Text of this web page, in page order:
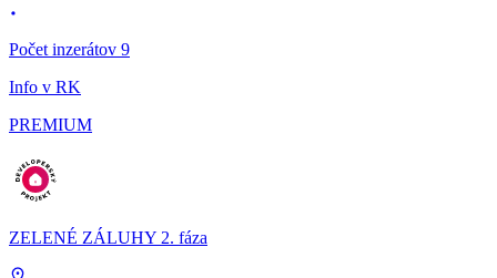
Počet inzerátov 9
Info v RK
PREMIUM
ZELENÉ ZÁLUHY 2. fáza